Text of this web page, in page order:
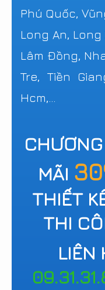
Phú Quốc,
Long An,
Lâm Đồng,
Tre, Tiền
Hcm,...
MÃI
THIẾT
THI
LIÊN